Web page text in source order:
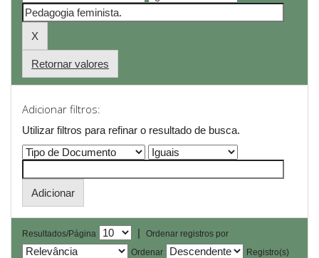
Retornar valores
Adicionar filtros:
Utilizar filtros para refinar o resultado de busca.
Resultados/Página |
Ordenar registros por
Ordenar
Registro(s)